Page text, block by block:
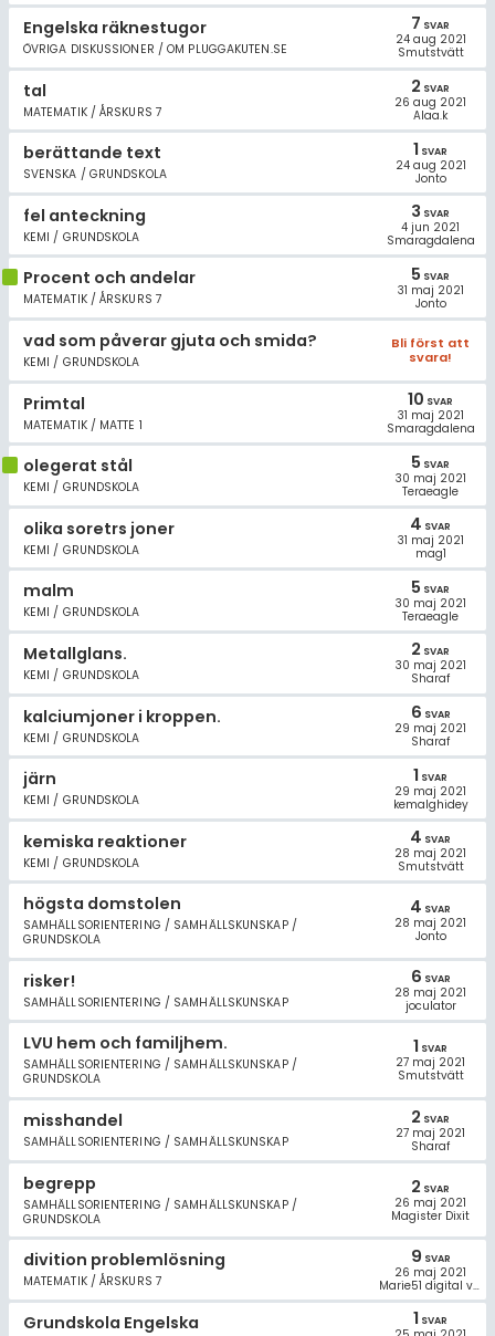
Engelska räknestugor
ÖVRIGA DISKUSSIONER / OM PLUGGAKUTEN.SE
7 SVAR
24 aug 2021
Smutstvätt
tal
MATEMATIK / ÅRSKURS 7
2 SVAR
26 aug 2021
Alaa.k
berättande text
SVENSKA / GRUNDSKOLA
1 SVAR
24 aug 2021
Jonto
fel anteckning
KEMI / GRUNDSKOLA
3 SVAR
4 jun 2021
Smaragdalena
Procent och andelar
MATEMATIK / ÅRSKURS 7
5 SVAR
31 maj 2021
Jonto
vad som påverar gjuta och smida?
KEMI / GRUNDSKOLA
Bli först att
svara!
Primtal
MATEMATIK / MATTE 1
10 SVAR
31 maj 2021
Smaragdalena
olegerat stål
KEMI / GRUNDSKOLA
5 SVAR
30 maj 2021
Teraeagle
olika soretrs joner
KEMI / GRUNDSKOLA
4 SVAR
31 maj 2021
mag1
malm
KEMI / GRUNDSKOLA
5 SVAR
30 maj 2021
Teraeagle
Metallglans.
KEMI / GRUNDSKOLA
2 SVAR
30 maj 2021
Sharaf
kalciumjoner i kroppen.
KEMI / GRUNDSKOLA
6 SVAR
29 maj 2021
Sharaf
järn
KEMI / GRUNDSKOLA
1 SVAR
29 maj 2021
kemalghidey
kemiska reaktioner
KEMI / GRUNDSKOLA
4 SVAR
28 maj 2021
Smutstvätt
högsta domstolen
SAMHÄLLSORIENTERING / SAMHÄLLSKUNSKAP /
GRUNDSKOLA
4 SVAR
28 maj 2021
Jonto
risker!
SAMHÄLLSORIENTERING / SAMHÄLLSKUNSKAP
6 SVAR
28 maj 2021
joculator
LVU hem och familjhem.
SAMHÄLLSORIENTERING / SAMHÄLLSKUNSKAP /
GRUNDSKOLA
1 SVAR
27 maj 2021
Smutstvätt
misshandel
SAMHÄLLSORIENTERING / SAMHÄLLSKUNSKAP
2 SVAR
27 maj 2021
Sharaf
begrepp
SAMHÄLLSORIENTERING / SAMHÄLLSKUNSKAP /
GRUNDSKOLA
2 SVAR
26 maj 2021
Magister Dixit
divition problemlösning
MATEMATIK / ÅRSKURS 7
9 SVAR
26 maj 2021
Marie51 digital volontär
Grundskola Engelska 1 SVAR